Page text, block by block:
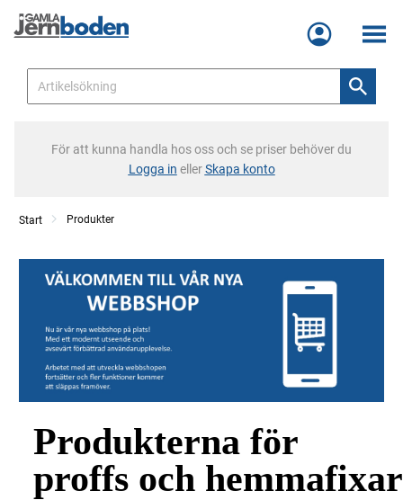
Meny
För att kunna handla hos oss och se priser behöver du
Logga in ellerSkapa konto
Start Produkter
Produkterna för
proffs och